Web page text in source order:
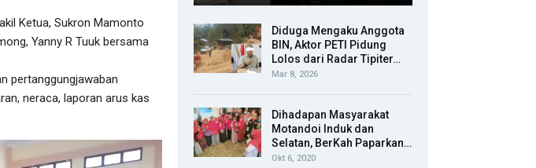
Ketua, Sukron Mamonto
Yanny R Tuuk bersama
pertanggungjawaban
neraca, laporan arus kas
Diduga Mengaku Anggota
BIN, Aktor PETI Pidung
Lolos dari Radar Tipiter…
Mar 8, 2026
Dihadapan Masyarakat
Motandoi Induk dan
Selatan, BerKah Paparkan…
Okt 6, 2020